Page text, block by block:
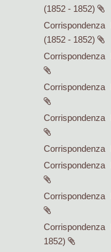
(1852 - 1852)
Corrispondenza
(1852 - 1852)
Corrispondenza
Corrispondenza
Corrispondenza
Corrispondenza
Corrispondenza
Corrispondenza
Corrispondenza
1852)